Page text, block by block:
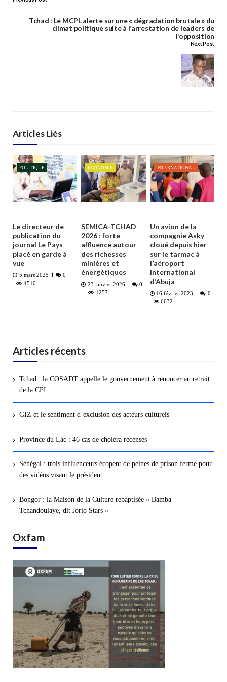
Tchad : Le MCPL alerte sur une « dégradation brutale » du
climat politique suite à l’arrestation de leaders de
l’opposition
Next Post
Articles Liés
POLITIQUE
Le directeur de
publication du
journal Le Pays
placé en garde à
vue
5 mars 2025
0
4510
ECONOMIE
SEMICA-TCHAD
2026 : forte
affluence autour
des richesses
minières et
énergétiques
23 janvier 2026
0
1257
INTERNATIONAL
Un avion de la
compagnie Asky
cloué depuis hier
sur le tarmac à
l’aéroport
international
d’Abuja
16 février 2023
0
6632
Articles récents
Tchad : la COSADT appelle le gouvernement à renoncer au retrait
de la CPI
GIZ et le sentiment d’exclusion des acteurs culturels
Province du Lac : 46 cas de choléra recensés
Sénégal : trois influenceurs écopent de peines de prison ferme pour
des vidéos visant le président
Bongor : la Maison de la Culture rebaptisée « Bamba
Tchandoulaye, dit Jorio Stars »
Oxfam